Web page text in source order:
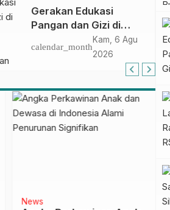
Perjanjian Tugas
Belajar 2026
Gerakan Edukasi
Pangan dan Gizi di
Mamasa: Tingkatkan
Pengetahuan dan
Keterampilan Keluarga
calendar_month
Kam, 6 Agu
2026
News